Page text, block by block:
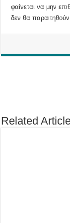
φαίνεται να μην
δεν θα παραιτηθούν.
Related